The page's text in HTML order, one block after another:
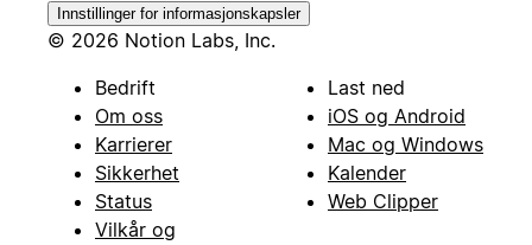
Innstillinger for informasjonskapsler
© 2026 Notion Labs, Inc.
Bedrift
Om oss
Karrierer
Sikkerhet
Status
Vilkår og
Last ned
iOS og Android
Mac og Windows
Kalender
Web Clipper